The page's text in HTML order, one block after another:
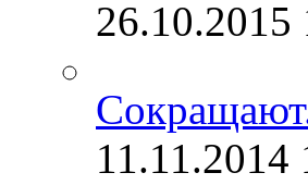
26.10.2015
11.11.2014